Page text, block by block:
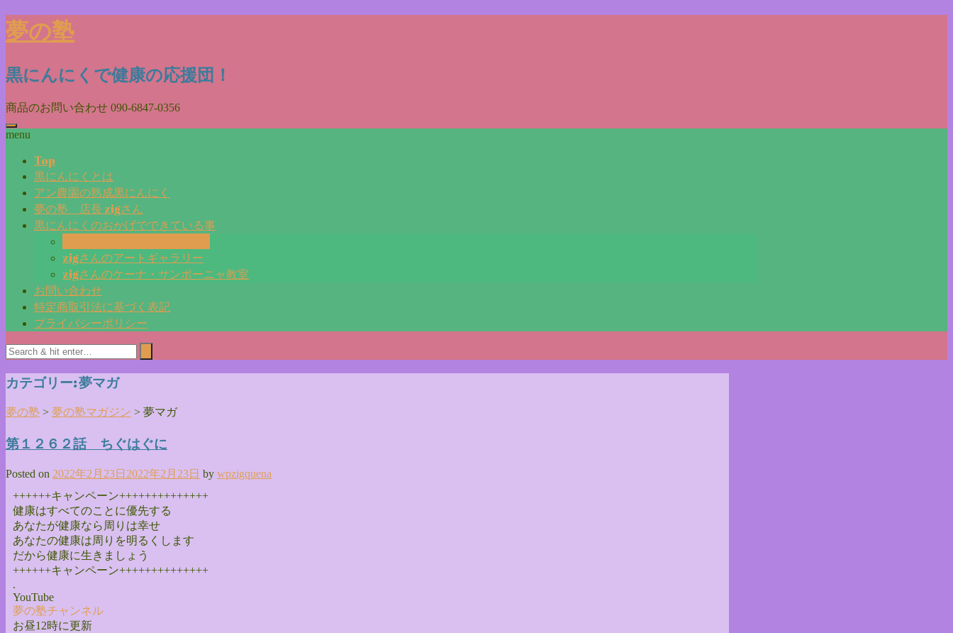
夢の塾
黒にんにくで健康の応援団！
商品のお問い合わせ 090-6847-0356
menu
Top
黒にんにくとは
アン農園の熟成黒にんにく
夢の塾 店長 zigさん
黒にんにくのおかげでできている事
zigさんのアートギャラリー
zigさんのケーナ・サンポーニャ教室
お問い合わせ
特定商取引法に基づく表記
プライバシーポリシー
カテゴリー:夢マガ
夢の塾 > 夢の塾マガジン > 夢マガ
第１２６２話 ちぐはぐに
Posted on 2022年2月23日 2022年2月23日 by wpzigquena
++++++キャンペーン++++++++++++++
健康はすべてのことに優先する
あなたが健康なら周りは幸せ
あなたの健康は周りを明るくします
だから健康に生きましょう
++++++キャンペーン++++++++++++++
.
YouTube
夢の塾チャンネル
お昼12時に更新